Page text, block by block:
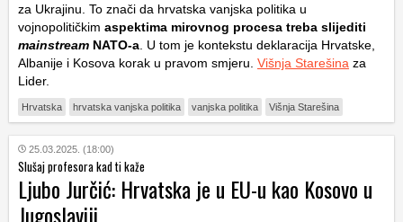
za Ukrajinu. To znači da hrvatska vanjska politika u
vojnopolitičkim aspektima mirovnog procesa treba slijediti
mainstream NATO-a . U tom je kontekstu deklaracija Hrvatske,
Albanije i Kosova korak u pravom smjeru. Višnja Starešina za
Lider.
Hrvatska hrvatska vanjska politika vanjska politika Višnja Starešina
25.03.2025. (18:00)
Slušaj profesora kad ti kaže
Ljubo Jurčić: Hrvatska je u EU-u kao Kosovo u
Jugoslaviji